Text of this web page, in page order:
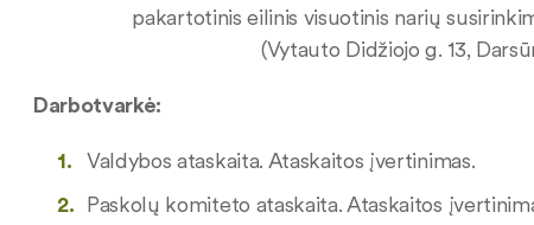
pakartotinis eilinis visuotinis narių
(Vytauto Didžiojo g. 13,
Darbotvarkė:
Valdybos ataskaita. Ataskaitos įvertinimas.
Paskolų komiteto ataskaita. Ataskaitos